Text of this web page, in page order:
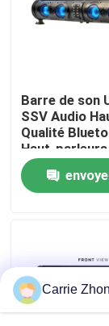
Visite
Contact USA
Nouvelles
Enjoliveurs
Tableau de
Barre de son
SSV Audio
Qualité
Haut-parleurs
Télécommande
Étanche IP66
Carrie